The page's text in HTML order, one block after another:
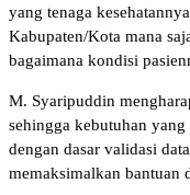
yang tenaga
Kabupaten/Kota mana
bagaimana kondisi
M. Syaripuddin
sehingga kebutuhan
dengan dasar validasi
memaksimalkan bantuan